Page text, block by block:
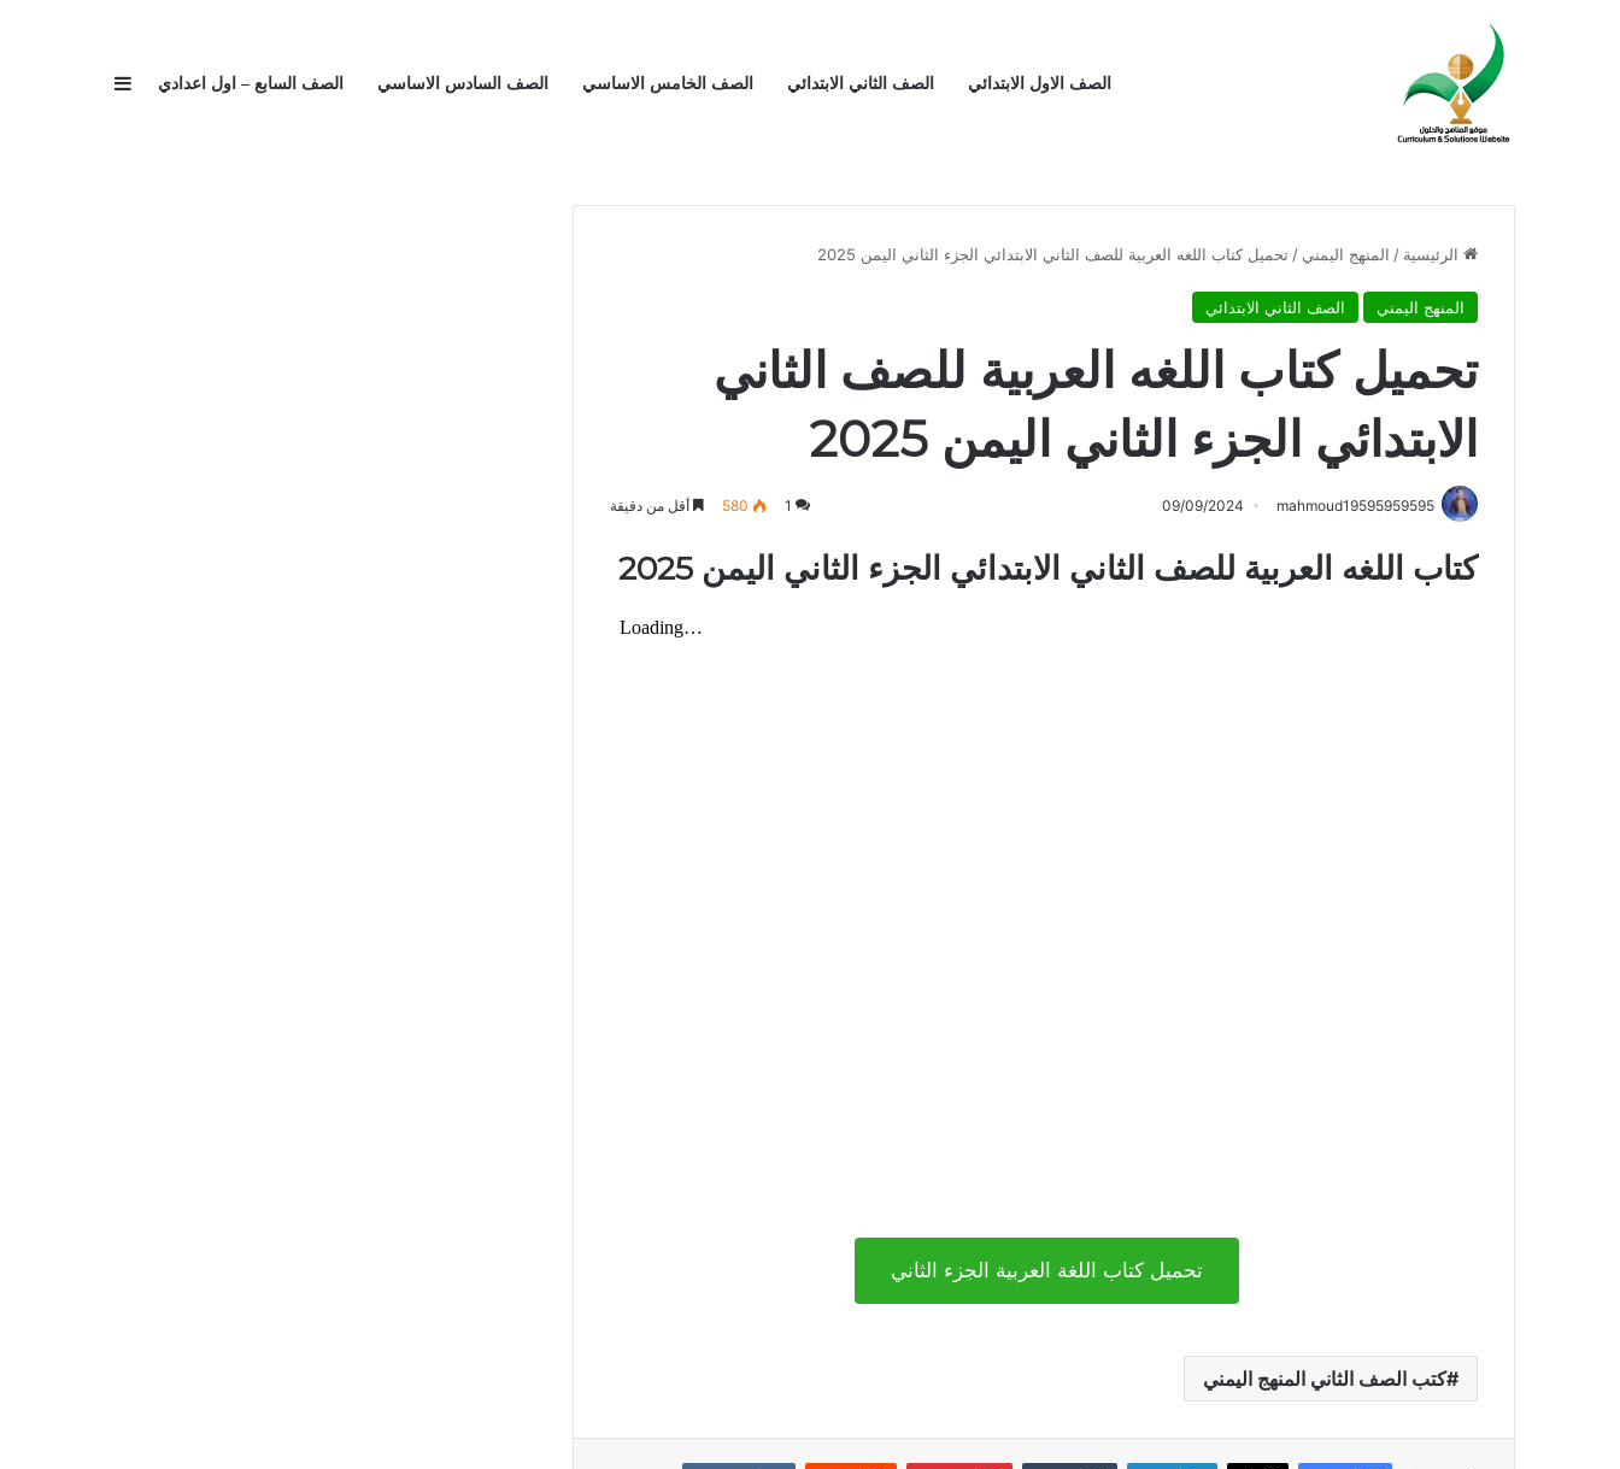
الصف الاول الابتدائي الصف الثاني الابتدائي الصف الخامس الاساسي الصف السادس الاساسي الصف السابع – اول اعدادي إضافة عمود
الرئيسية / المنهج اليمني / تحميل كتاب اللغه العربية للصف الثاني الابتدائي الجزء الثاني اليمن 2025
المنهج اليمني الصف الثاني الابتدائي
تحميل كتاب اللغه العربية للصف الثاني
الابتدائي الجزء الثاني اليمن 2025
mahmoud19595959595
09/09/2024
1
580 أقل من دقيقة
كتاب اللغه العربية للصف الثاني الابتدائي الجزء الثاني اليمن 2025
تحميل كتاب اللغة العربية الجزء الثاني
كتب الصف الثاني المنهج اليمني